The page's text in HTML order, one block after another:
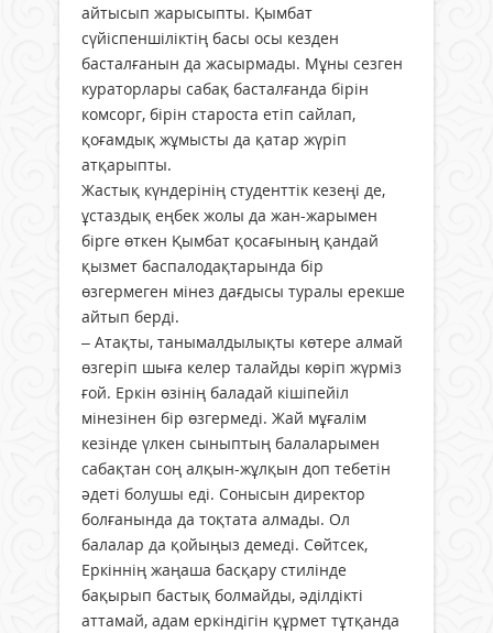
айтысып жарысыпты. Қымбат
сүйіспеншіліктің басы осы кезден
басталғанын да жасырмады. Мұны сезген
кураторлары сабақ басталғанда бірін
комсорг, бірін староста етіп сайлап,
қоғамдық жұмысты да қатар жүріп
атқарыпты.
Жастық күндерінің студенттік кезеңі де,
ұстаздық еңбек жолы да жан-жарымен
бірге өткен Қымбат қосағының қандай
қызмет баспалодақтарында бір
өзгермеген мінез дағдысы туралы ерекше
айтып берді.
– Атақты, танымалдылықты көтере алмай
өзгеріп шыға келер талайды көріп жүрміз
ғой. Еркін өзінің баладай кішіпейіл
мінезінен бір өзгермеді. Жай мұғалім
кезінде үлкен сыныптың балаларымен
сабақтан соң алқын-жұлқын доп тебетін
әдеті болушы еді. Сонысын директор
болғанында да тоқтата алмады. Ол
балалар да қойыңыз демеді. Сөйтсек,
Еркіннің жаңаша басқару стилінде
бақырып бастық болмайды, әділдікті
аттамай, адам еркіндігін құрмет тұтқанда